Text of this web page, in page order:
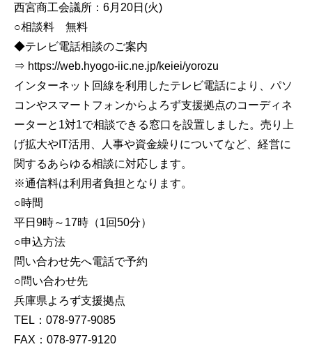
西宮商工会議所：6月20日(火)
○相談料 無料
◆テレビ電話相談のご案内
⇒ https://web.hyogo-iic.ne.jp/keiei/yorozu
インターネット回線を利用したテレビ電話により、パソ
コンやスマートフォンからよろず支援拠点のコーディネ
ーターと1対1で相談できる窓口を設置しました。売り上
げ拡大やIT活用、人事や資金繰りについてなど、経営に
関するあらゆる相談に対応します。
※通信料は利用者負担となります。
○時間
平日9時～17時（1回50分）
○申込方法
問い合わせ先へ電話で予約
○問い合わせ先
兵庫県よろず支援拠点
TEL：078-977-9085
FAX：078-977-9120